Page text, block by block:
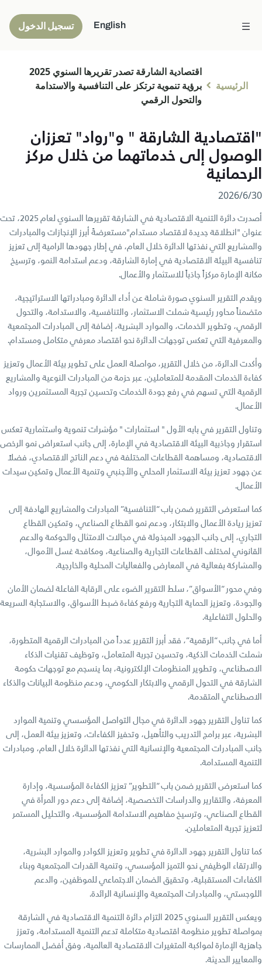
English تسجيل الدخول
الرئيسية
اقتصادية الشارقة تصدر تقريرها السنوي 2025
برؤية تنموية ترتكز على التنافسية والاستدامة
والتحول الرقمي
"اقتصادية الشارقة " و"رواد" تعززان
الوصول إلى خدماتهما من خلال مركز
الرحمانية
30‏/6‏/2026
أصدرت دائرة التنمية الاقتصادية في الشارقة تقريرها السنوي لعام 2025، تحت
عنوان "انطلاقة جديدة لاقتصاد مستدام"مستعرضةً أبرز الإنجازات والمبادرات
والمشاريع التي نفذتها الدائرة خلال العام، في إطار جهودها الرامية إلى تعزيز
تنافسية البيئة الاقتصادية في إمارة الشارقة، ودعم استدامة النمو، وترسيخ
مكانة الإمارة مركزاً جاذباً للاستثمار والأعمال.
ويقدم التقرير السنوي صورة شاملة عن أداء الدائرة ومبادراتها الاستراتيجية،
متضمناً محاور رئيسية شملت الاستثمار، والتنافسية، والاستدامة، والتحول
الرقمي، وتطوير الخدمات، والموارد البشرية، إضافة إلى المبادرات المجتمعية
والمعرفية التي تعكس توجهات الدائرة نحو اقتصاد معرفي متكامل ومستدام.
وأكدت الدائرة، من خلال التقرير، مواصلة العمل على تطوير بيئة الأعمال وتعزيز
كفاءة الخدمات المقدمة للمتعاملين، عبر حزمة من المبادرات النوعية والمشاريع
الرقمية التي تسهم في رفع جودة الخدمات وتحسين تجربة المستثمرين ورواد
الأعمال.
وتناول التقرير في بابه الأول " استثمارات " مؤشرات تنموية واستثمارية تعكس
استقرار وجاذبية البيئة الاقتصادية في الإمارة، إلى جانب استعراض نمو الرخص
الاقتصادية، ومساهمة القطاعات المختلفة في دعم الناتج الاقتصادي، فضلاً
عن جهود تعزيز بيئة الاستثمار المحلي والأجنبي وتنمية الأعمال وتمكين سيدات
الأعمال.
كما استعرض التقرير ضمن باب “التنافسية” المبادرات والمشاريع الهادفة إلى
تعزيز ريادة الأعمال والابتكار، ودعم نمو القطاع الصناعي، وتمكين القطاع
التجاري، إلى جانب الجهود المبذولة في مجالات الامتثال والحوكمة والدعم
القانوني لمختلف القطاعات التجارية والصناعية، ومكافحة غسل الأموال،
والمشاركة بفعالية في المعارض والفعاليات المحلية والخارجية.
وفي محور “الأسواق”، سلط التقرير الضوء على الرقابة الفاعلة لضمان الأمان
والجودة، وتعزيز الحماية التجارية ورفع كفاءة ضبط الأسواق، والاستجابة السريعة
والحلول التفاعلية.
أما في جانب “الرقمية”، فقد أبرز التقرير عدداً من المبادرات الرقمية المتطورة،
شملت الخدمات الذكية، وتحسين تجربة المتعامل، وتوظيف تقنيات الذكاء
الاصطناعي، وتطوير المنظومات الإلكترونية، بما ينسجم مع توجهات حكومة
الشارقة في التحول الرقمي والابتكار الحكومي، ودعم منظومة البيانات والذكاء
الاصطناعي المتقدمة.
كما تناول التقرير جهود الدائرة في مجال التواصل المؤسسي وتنمية الموارد
البشرية، عبر برامج التدريب والتأهيل، وتحفيز الكفاءات، وتعزيز بيئة العمل، إلى
جانب المبادرات المجتمعية والإنسانية التي نفذتها الدائرة خلال العام، ومبادرات
التنمية المستدامة.
كما استعرض التقرير ضمن باب “التطوير” تعزيز الكفاءة المؤسسية، وإدارة
المعرفة، والتقارير والدراسات التخصصية، إضافة إلى دعم دور المرأة في
القطاع الصناعي، وترسيخ مفاهيم الاستدامة المؤسسية، والتحليل المستمر
لتعزيز تجربة المتعاملين.
كما تناول التقرير جهود الدائرة في تطوير وتعزيز الكوادر والموارد البشرية،
والارتقاء الوظيفي نحو التميز المؤسسي، وتنمية القدرات المجتمعية وبناء
الكفاءات المستقبلية، وتحقيق الضمان الاجتماعي للموظفين، والدعم
اللوجستي، والمبادرات المجتمعية والإنسانية الرائدة.
ويعكس التقرير السنوي 2025 التزام دائرة التنمية الاقتصادية في الشارقة
بمواصلة تطوير منظومة اقتصادية متكاملة تدعم التنمية المستدامة، وتعزز
جاهزية الإمارة لمواكبة المتغيرات الاقتصادية العالمية، وفق أفضل الممارسات
والمعايير الحديثة.